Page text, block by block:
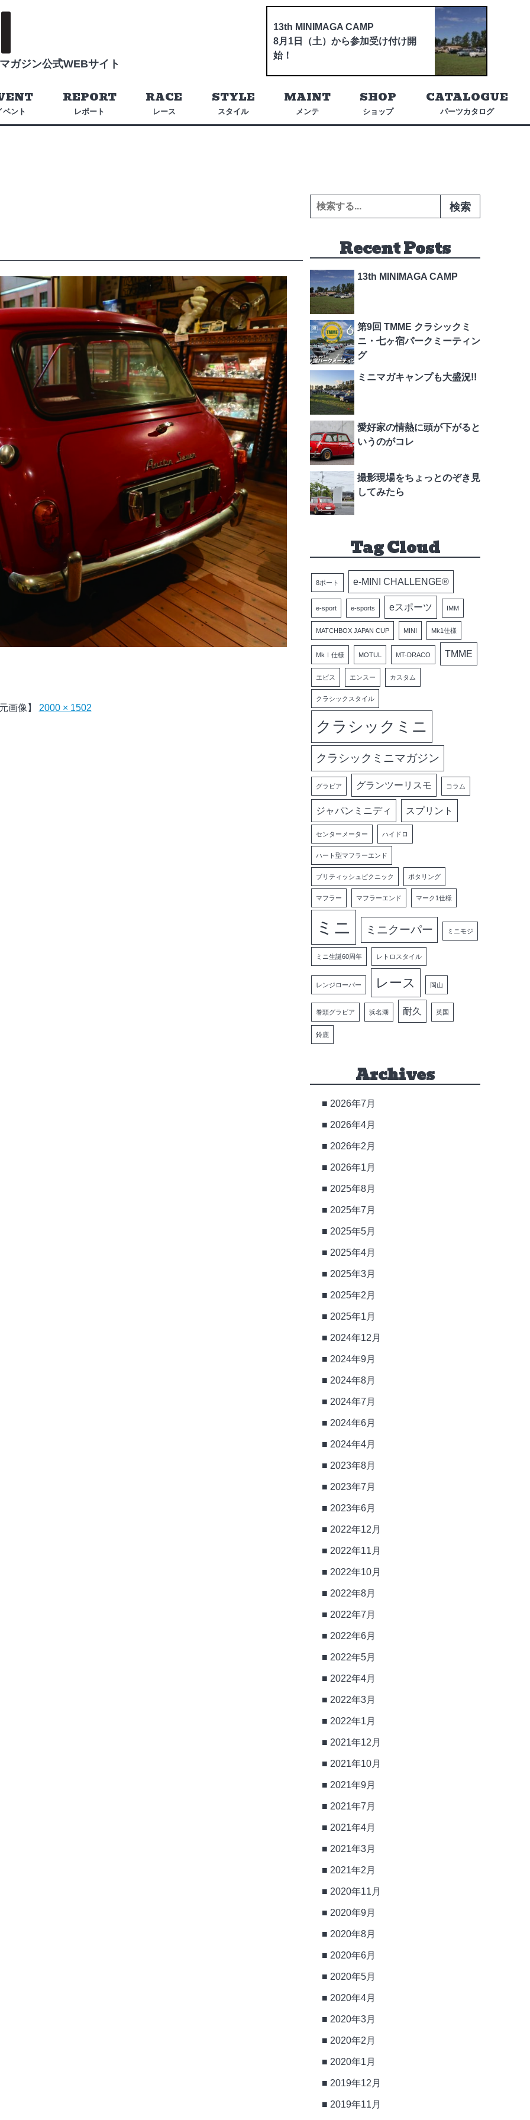
ガジン公式WEBサイト
13th MINIMAGA CAMP
8月1日（土）から参加受け付け開
始！
ベント レポート
REPORT
レース
RACE
スタイル
STYLE
メンテ
MAINT
ショップ
SHOP
パーツカタログ
CATALOGUE
画像】 2000 × 1502
検索:
Recent Posts
13th MINIMAGA CAMP
第9回 TMME クラシックミ
ニ・七ヶ宿パークミーティン
グ
ミニマガキャンプも大盛況!!
愛好家の情熱に頭が下がると
いうのがコレ
撮影現場をちょっとのぞき見
してみたら
Tag Cloud
8ポート e-MINI CHALLENGE®
e-sport e-sports eスポーツ IMM
MATCHBOX JAPAN CUP MINI Mk1仕様
MkⅠ仕様 MOTUL MT-DRACO TMME
エビス エンスー カスタム
クラシックスタイル
クラシックミニ
クラシックミニマガジン
グラビア グランツーリスモ コラム
ジャパンミニディ スプリント
センターメーター ハイドロ
ハート型マフラーエンド
ブリティッシュピクニック ポタリング
マフラー マフラーエンド マーク1仕様
ミニ ミニクーパー ミニモジ
ミニ生誕60周年 レトロスタイル
レンジローバー レース 岡山
巻頭グラビア 浜名湖 耐久 英国
鈴鹿
Archives
2026年7月
2026年4月
2026年2月
2026年1月
2025年8月
2025年7月
2025年5月
2025年4月
2025年3月
2025年2月
2025年1月
2024年12月
2024年9月
2024年8月
2024年7月
2024年6月
2024年4月
2023年8月
2023年7月
2023年6月
2022年12月
2022年11月
2022年10月
2022年8月
2022年7月
2022年6月
2022年5月
2022年4月
2022年3月
2022年1月
2021年12月
2021年10月
2021年9月
2021年7月
2021年4月
2021年3月
2021年2月
2020年11月
2020年9月
2020年8月
2020年6月
2020年5月
2020年4月
2020年3月
2020年2月
2020年1月
2019年12月
2019年11月